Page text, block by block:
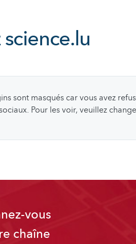
science.lu
sont masqués car vous avez
Pour les voir, veuillez
vous
chaîne